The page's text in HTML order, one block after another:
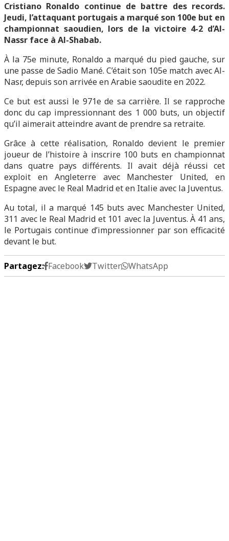
Cristiano Ronaldo continue de battre des records.
Jeudi, l’attaquant portugais a marqué son 100e but en
championnat saoudien, lors de la victoire 4-2 d’Al-
Nassr face à Al-Shabab.
À la 75e minute, Ronaldo a marqué du pied gauche, sur
une passe de Sadio Mané. C’était son 105e match avec Al-
Nasr, depuis son arrivée en Arabie saoudite en 2022.
Ce but est aussi le 971e de sa carrière. Il se rapproche
donc du cap impressionnant des 1 000 buts, un objectif
qu’il aimerait atteindre avant de prendre sa retraite.
Grâce à cette réalisation, Ronaldo devient le premier
joueur de l’histoire à inscrire 100 buts en championnat
dans quatre pays différents. Il avait déjà réussi cet
exploit en Angleterre avec Manchester United, en
Espagne avec le Real Madrid et en Italie avec la Juventus.
Au total, il a marqué 145 buts avec Manchester United,
311 avec le Real Madrid et 101 avec la Juventus. À 41 ans,
le Portugais continue d’impressionner par son efficacité
devant le but.
Partagez: Facebook Twitter WhatsApp